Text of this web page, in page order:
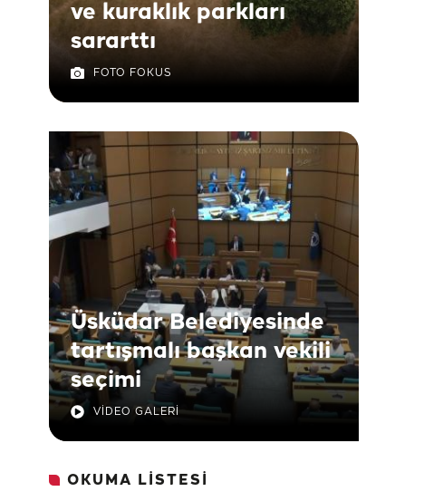
ve kuraklık parkları
sararttı
FOTO FOKUS
Üsküdar Belediyesinde
tartışmalı başkan vekili
seçimi
VİDEO GALERİ
OKUMA LİSTESİ